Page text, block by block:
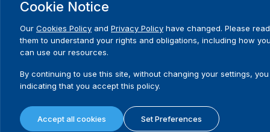
Cookie Notice
Our Cookies Policy and Privacy Policy have changed. Please read
them to understand your rights and obligations, including how
can use our resources.
By continuing to use this site, without changing your settings,
indicating that you accept this policy.
Accept all cookies Set Preferences